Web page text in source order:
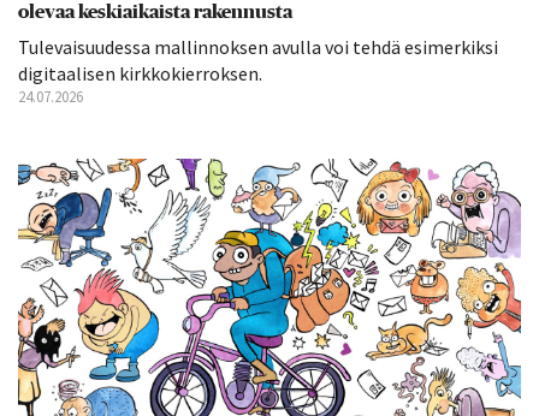
olevaa keskiaikaista rakennusta
Tulevaisuudessa mallinnoksen avulla voi tehdä esimerkiksi
digitaalisen kirkkokierroksen.
24.07.2026